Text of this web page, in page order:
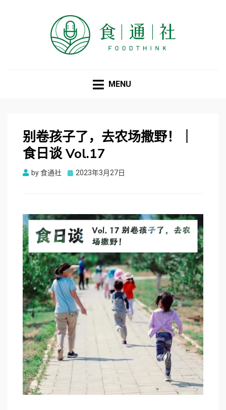
MENU
别卷孩子了，去农场撒野！｜
食日谈 Vol.17
by食通社
Posted
2023年3月27日